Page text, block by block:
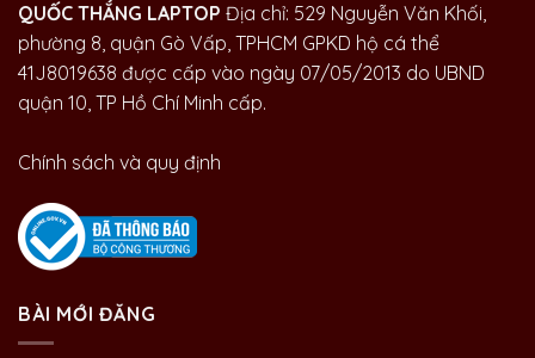
QUỐC THẮNG LAPTOP Địa chỉ: 529 Nguyễn Văn Khối,
phường 8, quận Gò Vấp, TPHCM GPKD hộ cá thể
41J8019638 được cấp vào ngày 07/05/2013 do UBND
quận 10, TP Hồ Chí Minh cấp.
Chính sách và quy định
BÀI MỚI ĐĂNG